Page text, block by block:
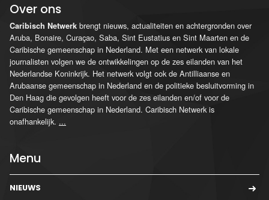
Over ons
Caribisch Netwerk brengt nieuws, actualiteiten en achtergronden over
Aruba, Bonaire, Curaçao, Saba, Sint Eustatius en Sint Maarten en de
Caribische gemeenschap in Nederland. Met een netwerk van lokale
journalisten volgen we de ontwikkelingen op de zes eilanden van het
Nederlandse Koninkrijk. Het netwerk volgt ook de Antilliaanse en
Arubaanse gemeenschap in Nederland en de politieke besluitvorming in
Den Haag die gevolgen heeft voor de zes eilanden en/of voor de
Caribische gemeenschap in Nederland. Caribisch Netwerk is
onafhankelijk. ...
Menu
NIEUWS